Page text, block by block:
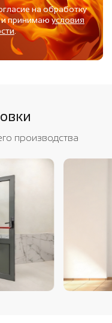
на обработку
принимаюусловия
.
производства